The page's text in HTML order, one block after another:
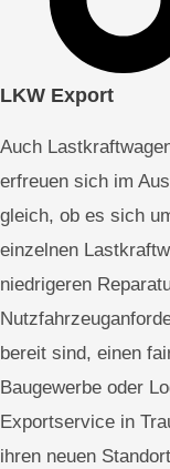
LKW Export
Auch
erfreuen sich im
gleich, ob es sich
einzelnen
niedrigeren
bereit sind, einen
Baugewerbe oder
Exportservice in
ihren neuen